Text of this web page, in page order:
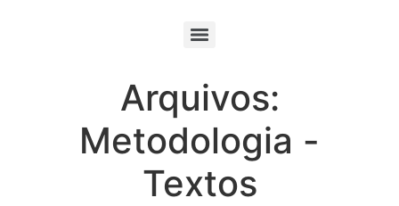
Arquivos:
Metodologia -
Textos